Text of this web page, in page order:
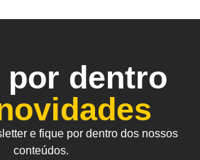
por dentro
e fique por dentro dos nossos
conteúdos.